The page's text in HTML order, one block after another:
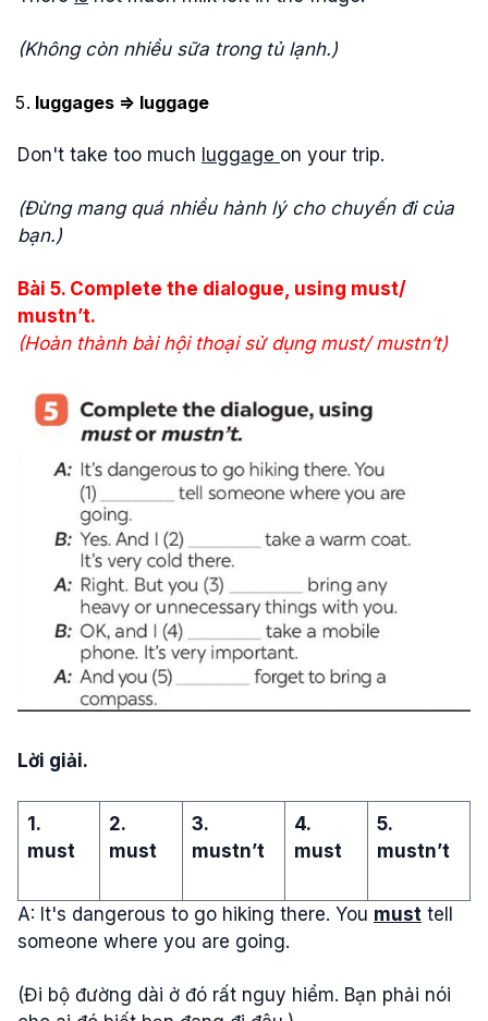
(Không còn nhiều sữa trong tủ lạnh.)
luggages => luggage
Don't take too much luggage on your trip.
(Đừng mang quá nhiều hành lý cho chuyến đi của
bạn.)
Bài 5. Complete the dialogue, using must/
mustn’t.
(Hoàn thành bài hội thoại sử dụng must/ mustn’t)
Lời giải.
1.
must
2.
must
3.
mustn’t
4.
must
5.
mustn’t
A: It's dangerous to go hiking there. You must tell
someone where you are going.
(Đi bộ đường dài ở đó rất nguy hiểm. Bạn phải nói